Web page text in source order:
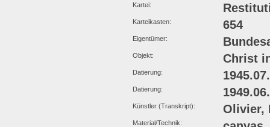
Kartei:
Karteikasten: 654
Eigentümer:
Objekt: Christ
Datierung:
Datierung:
Künstler (Transkript): Olivier,
Material/Technik: